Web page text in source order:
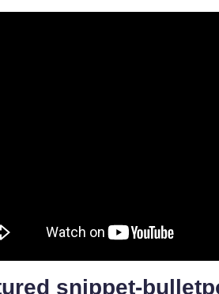
snippet-